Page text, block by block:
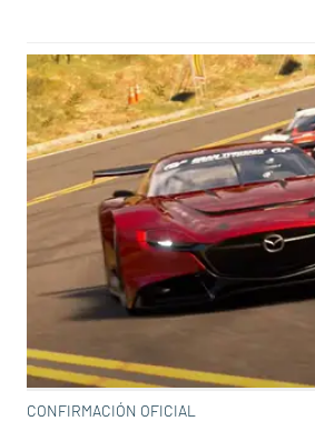
CONFIRMACIÓN OFICIAL